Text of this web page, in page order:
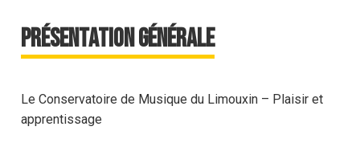
Présentation générale
Le Conservatoire de Musique du Limouxin – Plaisir et
apprentissage